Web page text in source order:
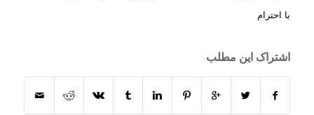
با احترام
اشتراک این مطلب